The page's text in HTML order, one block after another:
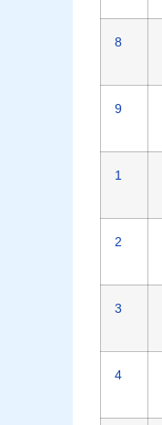
8
9
1
2
3
4